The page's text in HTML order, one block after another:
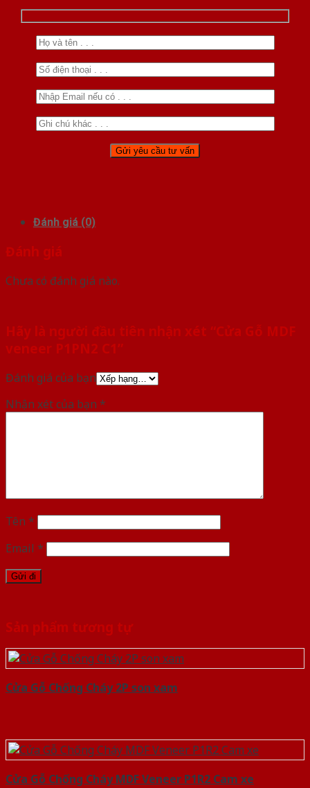
Đánh giá (0)
Đánh giá
Chưa có đánh giá nào.
Hãy là người đầu tiên nhận xét “Cửa Gỗ MDF
veneer P1PN2 C1”
Đánh giá của bạn
Nhận xét của bạn *
Tên *
Email *
Sản phẩm tương tự
Cửa Gỗ Chống Cháy 2P son xam
Cửa Gỗ Chống Cháy MDF Veneer P1R2 Cam xe